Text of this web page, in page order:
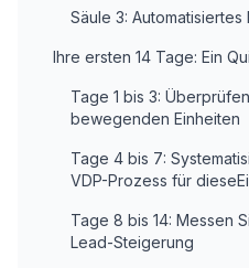
Säule 3:
Ihre ersten 14 Tage: Ein
Tage 1 bis 3:
bewegenden Einheiten
Tage 4 bis 7:
VDP-Prozess für
Tage 8 bis 14: Messen
Lead-Steigerung